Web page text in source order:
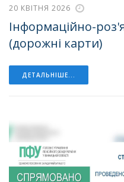
20 КВІТНЯ 2026
Інформаційно-
(дорожні карти)
ДЕТАЛЬНІШЕ...